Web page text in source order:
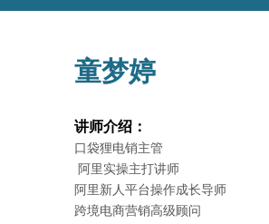
童梦婷
讲师介绍：
口袋狸电销主管
阿里实操主打讲师
阿里新人平台操作成长导师
跨境电商营销高级顾问